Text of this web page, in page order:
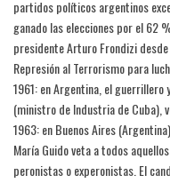
partidos políticos argentinos
ganado las elecciones por el 62
presidente Arturo Frondizi
Represión al Terrorismo para
1961: en Argentina, el guerrillero
(ministro de Industria de Cuba),
1963: en Buenos Aires
María Guido veta a todos
peronistas o experonistas. El